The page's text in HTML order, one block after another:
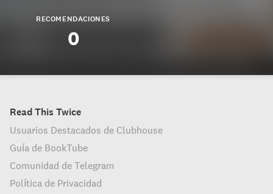
RECOMENDACIONES
0
Read This Twice
Usuarios Destacados de Clubhouse
Guía de BookTube
Comunidad de Telegram
Política de Privacidad